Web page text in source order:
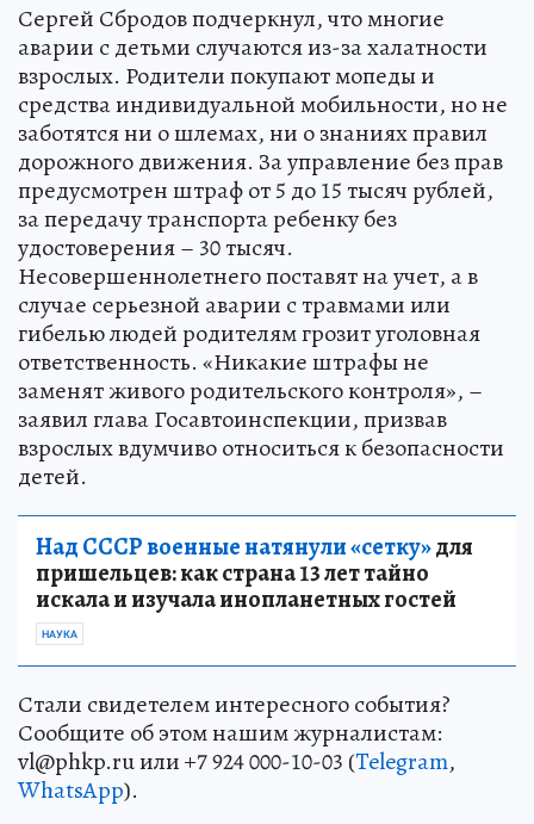
Сергей Сбродов подчеркнул, что многие
аварии с детьми случаются из-за халатности
взрослых. Родители покупают мопеды и
средства индивидуальной мобильности, но не
заботятся ни о шлемах, ни о знаниях правил
дорожного движения. За управление без прав
предусмотрен штраф от 5 до 15 тысяч рублей,
за передачу транспорта ребенку без
удостоверения – 30 тысяч.
Несовершеннолетнего поставят на учет, а в
случае серьезной аварии с травмами или
гибелью людей родителям грозит уголовная
ответственность. «Никакие штрафы не
заменят живого родительского контроля», –
заявил глава Госавтоинспекции, призвав
взрослых вдумчиво относиться к безопасности
детей.
Над СССР военные натянули «сетку»для
пришельцев: как страна 13 лет тайно
искала и изучала инопланетных гостей
НАУКА
Стали свидетелем интересного события?
Сообщите об этом нашим журналистам:
vl@phkp.ru или +7 924 000-10-03 (Telegram,
WhatsApp).